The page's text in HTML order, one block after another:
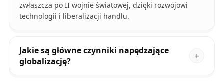
zwłaszcza po II wojnie światowej, dzięki rozwojowi
technologii i liberalizacji handlu.
Jakie są główne czynniki napędzające
globalizację?